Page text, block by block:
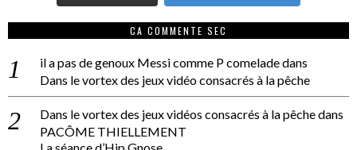
CA COMMENTE SEC
il a pas de genoux Messi comme P comeladedans
Dans le vortex des jeux vidéo consacrés à la pêche
Dans le vortex des jeux vidéos consacrés à la pêchedans
PACÔME THIELLEMENT
La séance d’Hip Gnose